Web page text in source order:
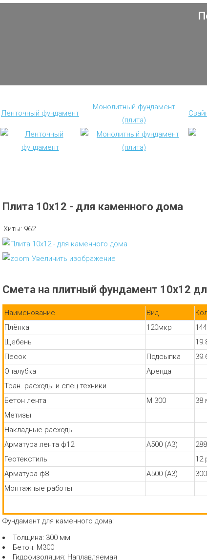
Ленточный фундамент
Монолитный фундамент
(плита)
Плита 10х12 - для каменного дома
Хиты: 962
Увеличить изображение
Смета на плитный фундамент 10х12
Наименование Вид
Плёнка
120мкр
Щебень
Песок
Подсыпка
Опалубка
Аренда
Тран. расходы и спец.техники
Бетон лента
М 300 38
Метизы
Накладные расходы
Арматура лента ф12
А500 (А3)
Геотекстиль
12
Арматура ф8
А500 (А3)
Монтажные работы
Фундамент для каменного дома:
Толщина: 300 мм
Бетон: М300
Гидроизоляция: Наплавляемая